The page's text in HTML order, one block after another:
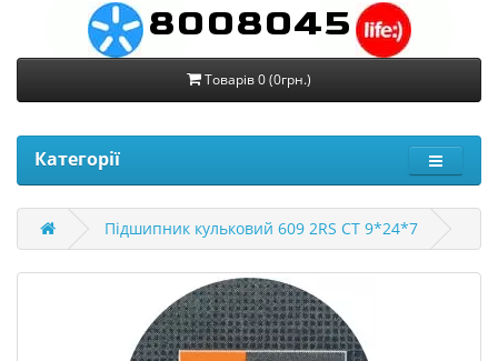
8008045
Товарів 0 (0грн.)
Категорії
Підшипник кульковий 609 2RS CT 9*24*7